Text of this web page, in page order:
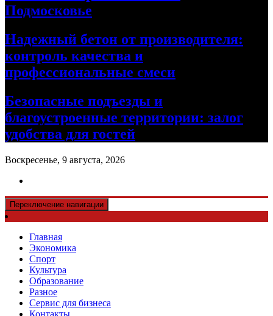
Подмосковье
Надежный бетон от производителя:
контроль качества и
профессиональные смеси
Безопасные подъезды и
благоустроенные территории: залог
удобства для гостей
Воскресенье, 9 августа, 2026
Переключение навигации
Главная
Экономика
Спорт
Культура
Образование
Разное
Сервис для бизнеса
Контакты